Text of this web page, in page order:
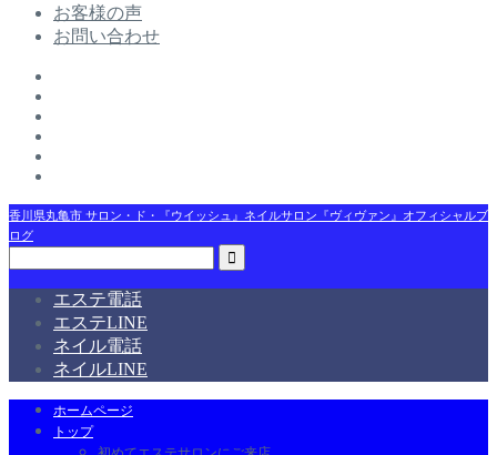
お客様の声
お問い合わせ
香川県丸亀市 サロン・ド・『ウイッシュ』ネイルサロン『ヴィヴァン』オフィシャルブ
ログ
エステ電話
エステLINE
ネイル電話
ネイルLINE
ホームページ
トップ